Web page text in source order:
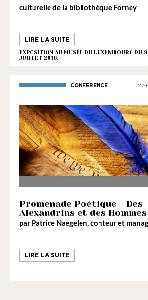
culturelle de la bibliothèque Forney
LIRE LA SUITE
EXPOSITION AU MUSÉE DU LUXEMBOURG DU 9
JUILLET 2016.
CONFÉRENCE
Promenade Poétique – Des
Alexandrins et des Hommes
par Patrice Naegelen, conteur et
LIRE LA SUITE